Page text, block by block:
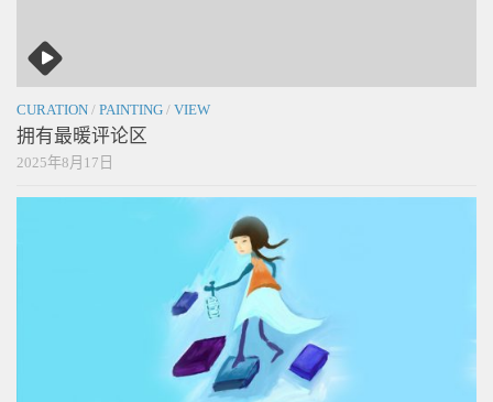
CURATION / PAINTING / VIEW
拥有最暖评论区
2025年8月17日